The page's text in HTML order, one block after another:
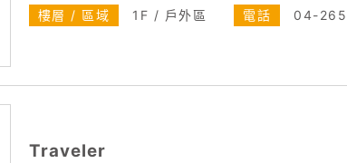
樓層 / 區域 1F / 戶外區 電話 04-
Traveler